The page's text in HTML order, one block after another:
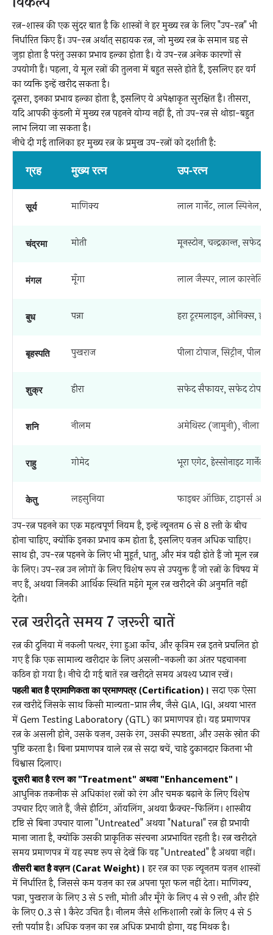
रत्न-शास्त्र की एक सुंदर बात है कि शास्त्रों ने हर मुख्य रत्न के लिए "उप-रत्न" भी
निर्धारित किए हैं। उप-रत्न अर्थात् सहायक रत्न, जो मुख्य रत्न के समान ग्रह से
जुड़ा होता है परंतु उसका प्रभाव हल्का होता है। ये उप-रत्न अनेक कारणों से
उपयोगी हैं। पहला, ये मूल रत्नों की तुलना में बहुत सस्ते होते हैं, इसलिए हर वर्ग
का व्यक्ति इन्हें खरीद सकता है।
दूसरा, इनका प्रभाव हल्का होता है, इसलिए ये अपेक्षाकृत सुरक्षित हैं। तीसरा,
यदि आपकी कुंडली में मुख्य रत्न पहनने योग्य नहीं है, तो उप-रत्न से थोड़ा-बहुत
लाभ लिया जा सकता है।
नीचे दी गई तालिका हर मुख्य रत्न के प्रमुख उप-रत्नों को दर्शाती है:
ग्रह मुख्य रत्न उप-रत्न
सूर्य माणिक्य लाल गार्नेट, लाल स्पिनेल,
चंद्रमा मोती मूनस्टोन, चन्द्रकान्त, सफेद
मंगल मूँगा लाल जैस्पर, लाल
बुध पन्ना हरा टूरमलाइन, ओनिक्स,
बृहस्पति पुखराज पीला टोपाज, सिट्रीन, पीला
शुक्र हीरा सफेद सैफायर, सफेद टोपाज,
शनि नीलम अमेथिस्ट (जामुनी), नीला
राहु गोमेद भूरा एगेट, हेस्सोनाइट गार्नेट
केतु लहसुनिया
फाइबर ऑप्टिक, टाइगर्स
उप-रत्न पहनने का एक महत्वपूर्ण नियम है, इन्हें न्यूनतम 6 से 8 रत्ती के बीच
होना चाहिए, क्योंकि इनका प्रभाव कम होता है, इसलिए वज़न अधिक चाहिए।
साथ ही, उप-रत्न पहनने के लिए भी मुहूर्त, धातु, और मंत्र वही होते हैं जो मूल रत्न
के लिए। उप-रत्न उन लोगों के लिए विशेष रूप से उपयुक्त हैं जो रत्नों के विषय में
नए हैं, अथवा जिनकी आर्थिक स्थिति महँगे मूल रत्न खरीदने की अनुमति नहीं
देती।
रत्न खरीदते समय 7 ज़रूरी बातें
रत्न की दुनिया में नकली पत्थर, रंगा हुआ काँच, और कृत्रिम रत्न इतने प्रचलित हो
गए हैं कि एक सामान्य खरीदार के लिए असली-नकली का अंतर पहचानना
कठिन हो गया है। नीचे दी गई बातें रत्न खरीदते समय अवश्य ध्यान रखें।
पहली बात है प्रामाणिकता का प्रमाणपत्र (Certification)। सदा एक ऐसा
रत्न खरीदें जिसके साथ किसी मान्यता-प्राप्त लैब, जैसे GIA, IGI, अथवा भारत
में Gem Testing Laboratory (GTL) का प्रमाणपत्र हो। यह प्रमाणपत्र
रत्न के असली होने, उसके वज़न, उसके रंग, उसकी स्पष्टता, और उसके स्रोत की
पुष्टि करता है। बिना प्रमाणपत्र वाले रत्न से सदा बचें, चाहे दुकानदार कितना भी
विश्वास दिलाए।
दूसरी बात है रत्न का "Treatment" अथवा "Enhancement"।
आधुनिक तकनीक से अधिकांश रत्नों को रंग और चमक बढ़ाने के लिए विशेष
उपचार दिए जाते हैं, जैसे हीटिंग, ऑयलिंग, अथवा फ्रैक्चर-फिलिंग। शास्त्रीय
दृष्टि से बिना उपचार वाला "Untreated" अथवा "Natural" रत्न ही प्रभावी
माना जाता है, क्योंकि उसकी प्राकृतिक संरचना अप्रभावित रहती है। रत्न खरीदते
समय प्रमाणपत्र में यह स्पष्ट रूप से देखें कि वह "Untreated" है अथवा नहीं।
तीसरी बात है वज़न (Carat Weight)। हर रत्न का एक न्यूनतम वज़न शास्त्रों
में निर्धारित है, जिससे कम वज़न का रत्न अपना पूरा फल नहीं देता। माणिक्य,
पन्ना, पुखराज के लिए 3 से 5 रत्ती, मोती और मूँगे के लिए 4 से 9 रत्ती, और हीरे
के लिए 0.3 से 1 कैरेट उचित है। नीलम जैसे शक्तिशाली रत्नों के लिए 4 से 5
रत्ती पर्याप्त है। अधिक वज़न का रत्न अधिक प्रभावी होगा, यह मिथक है।